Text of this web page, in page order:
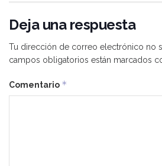
Deja una respuesta
Tu dirección de correo electrónico no
campos obligatorios están marcados
Comentario *